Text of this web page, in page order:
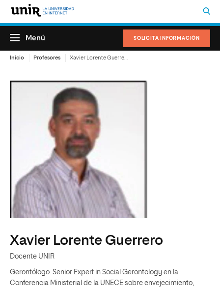
SOLICITA INFORMACIÓN
Menú
Inicio Profesores
Xavier Lorente Guerrero
Docente UNIR
Gerontólogo. Senior Expert in Social Gerontology en la
Conferencia Ministerial de la UNECE sobre envejecimiento,